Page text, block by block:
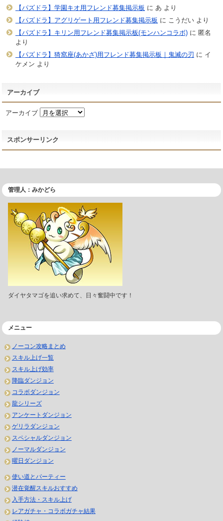
【パズドラ】学園キオ用フレンド募集掲示板 に あ より
【パズドラ】アグリゲート用フレンド募集掲示板 に こうだいより
【パズドラ】キリン用フレンド募集掲示板(モンハンコラボ)に 匿名
より
【パズドラ】猗窩座(あかざ)用フレンド募集掲示板｜鬼滅の刃 に イ
ケメン より
アーカイブ
アーカイブ
スポンサーリンク
管理人：みかどら
ダイヤタマゴを追い求めて、日々奮闘中です！
メニュー
ノーコン攻略まとめ
スキル上げ一覧
スキル上げ効率
降臨ダンジョン
コラボダンジョン
龍シリーズ
アンケートダンジョン
ゲリラダンジョン
スペシャルダンジョン
ノーマルダンジョン
曜日ダンジョン
使い道とパーティー
潜在覚醒スキルおすすめ
入手方法・スキル上げ
レアガチャ・コラボガチャ結果